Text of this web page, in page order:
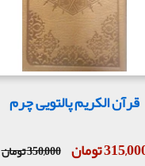
می‌بخشد»؛ «زرد: روحانی،
فكری است و اثر قابل توجهی در
و برخی از حالات عصبی را
روشن خوشحالی
باشد، نگاه به آن سرور‌آور و
به نارنجی تمایل پیدا كند،
و تابان و هیجان‌انگیز
به آرامی زیاد می‌كند.»
قرآن الکریم پالتویی چرم
تومان 350,000 تومان